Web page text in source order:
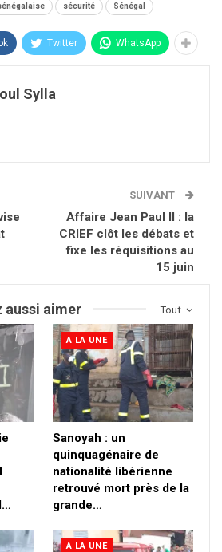
sécurité Sénégal
Twitter WhatsApp
Sylla
SUIVANT
Affaire Jean Paul II : la
CRIEF clôt les débats et
fixe les réquisitions au
15 juin
Tout
aussi aimer
A LA UNE
Sanoyah : un
quinquagénaire de
nationalité libérienne
retrouvé mort près de la
grande…
A LA UNE